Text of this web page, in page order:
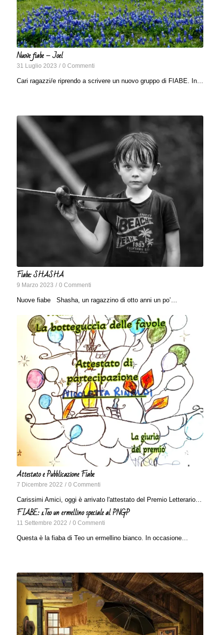
Nuove fiabe – Joel
31 Luglio 2023 / 0 Commenti
Cari ragazzi/e riprendo a scrivere un nuovo gruppo di FIABE. In…
Fiabe: SHASHA
9 Marzo 2023 / 0 Commenti
Nuove fiabe Shasha, un ragazzino di otto anni un po’…
Attestato e Pubblicazione Fiabe
7 Dicembre 2022 / 0 Commenti
Carissimi Amici, oggi è arrivato l'attestato del Premio Letterario…
FIABE: 1Teo un ermellino speciale al PNGP
11 Settembre 2022 / 0 Commenti
Questa è la fiaba di Teo un ermellino bianco. In occasione…